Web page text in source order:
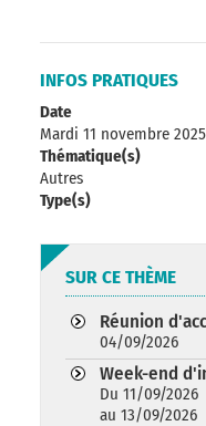
INFOS PRATIQUES
Date
Mardi 11 novembre 2025
Thématique(s)
Autres
Type(s)
SUR CE THÈME
Réunion
04/09/2026
Week-end
Du 11/09/2026
au 13/09/2026